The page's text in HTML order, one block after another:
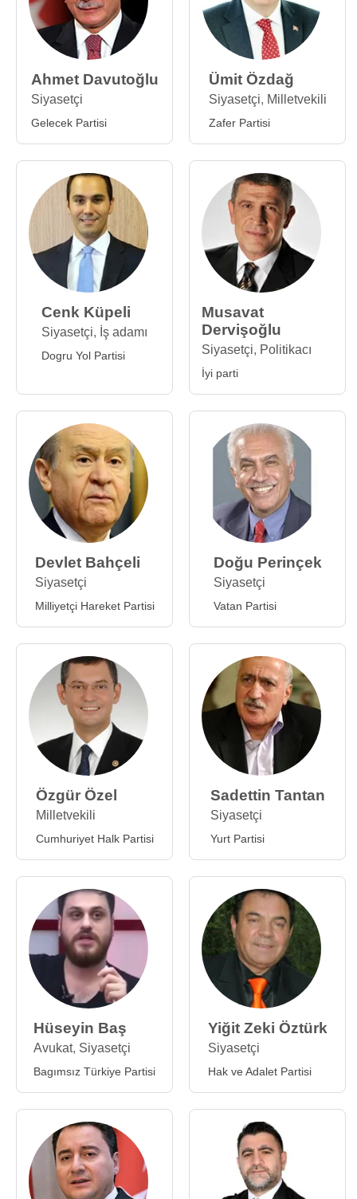
Ahmet Davutoğlu
Siyasetçi
Gelecek Partisi
Ümit Özdağ
Siyasetçi, Milletvekili
Zafer Partisi
Cenk Küpeli
Siyasetçi, İş adamı
Dogru Yol Partisi
Musavat
Dervişoğlu
Siyasetçi, Politikacı
İyi parti
Devlet Bahçeli
Siyasetçi
Milliyetçi Hareket Partisi
Doğu Perinçek
Siyasetçi
Vatan Partisi
Özgür Özel
Milletvekili
Cumhuriyet Halk Partisi
Sadettin Tantan
Siyasetçi
Yurt Partisi
Hüseyin Baş
Avukat, Siyasetçi
Bagımsız Türkiye Partisi
Yiğit Zeki Öztürk
Siyasetçi
Hak ve Adalet Partisi